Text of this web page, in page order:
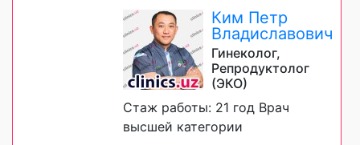
Ким Петр
Владиславович
Гинеколог,
Репродуктолог
(ЭКО)
Стаж работы: 21 год Врач
высшей категории